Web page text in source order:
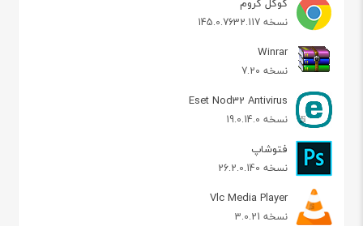
نسخه 145.0.7632.117
Winrar
نسخه 7.20
Eset Nod32 Antivirus
نسخه 19.0.14.0
فتوشاپ
نسخه 26.2.0.140
Vlc Media Player
نسخه 3.0.21